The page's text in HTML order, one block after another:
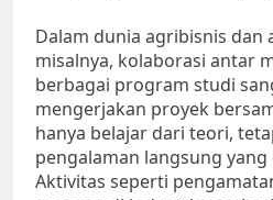
Dalam dunia agribisnis dan
misalnya, kolaborasi antar
berbagai program studi
mengerjakan proyek
hanya belajar dari teori,
pengalaman langsung
Aktivitas seperti